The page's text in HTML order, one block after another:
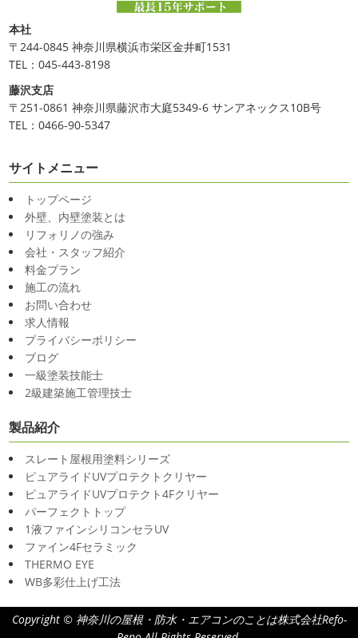
本社
〒244-0845 神奈川県横浜市栄区金井町1531
TEL：045-443-8198
藤沢支店
〒251-0861 神奈川県藤沢市大庭5349-6 サンアネックス10B号
TEL：0466-90-5347
サイトメニュー
トップページ
外壁、内壁塗装とは
リフォリノの強み
会社・スタッフ紹介
料金プラン
施工の流れ
お問い合わせ
求人情報
プライバシーポリシー
ブログ
一級塗装技能士
2級建築施工管理技士
製品紹介
スレート屋根用塗料シリーズ
ピュアライドUVプロテクトクリヤー
ピュアライドUVプロテクト4Fクリヤー
パーフェクトトップ
1液ファインシリコンセラUV
ファイン4Fセラミック
THERMO EYE
WB多彩仕上げ工法
Copyright © 神奈川の屋根・防水・エアコンのことは株式会社Refo-